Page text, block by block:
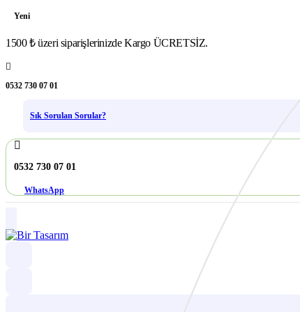
Yeni
1500 ₺ üzeri siparişlerinizde Kargo ÜCRETSİZ.
0532 730 07 01
Sık Sorulan Sorular?
0532 730 07 01
WhatsApp